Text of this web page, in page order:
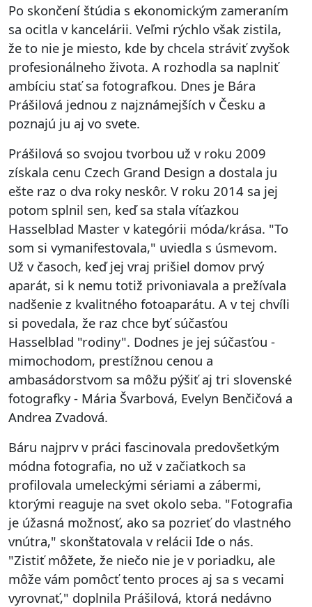
že niečo
nie je v
poriadku,
vraví Bára
Prášilová
Po skončení štúdia s ekonomickým zameraním
sa ocitla v kancelárii. Veľmi rýchlo však zistila,
že to nie je miesto, kde by chcela stráviť zvyšok
profesionálneho života. A rozhodla sa naplniť
ambíciu stať sa fotografkou. Dnes je Bára
Prášilová jednou z najznámejších v Česku a
poznajú ju aj vo svete.
Prášilová so svojou tvorbou už v roku 2009
získala cenu Czech Grand Design a dostala ju
ešte raz o dva roky neskôr. V roku 2014 sa jej
potom splnil sen, keď sa stala víťazkou
Hasselblad Master v kategórii móda/krása. "To
som si vymanifestovala," uviedla s úsmevom.
Už v časoch, keď jej vraj prišiel domov prvý
aparát, si k nemu totiž privoniavala a prežívala
nadšenie z kvalitného fotoaparátu. A v tej chvíli
si povedala, že raz chce byť súčasťou
Hasselblad "rodiny". Dodnes je jej súčasťou -
mimochodom, prestížnou cenou a
ambasádorstvom sa môžu pýšiť aj tri slovenské
fotografky - Mária Švarbová, Evelyn Benčičová a
Andrea Zvadová.
Báru najprv v práci fascinovala predovšetkým
módna fotografia, no už v začiatkoch sa
profilovala umeleckými sériami a zábermi,
ktorými reaguje na svet okolo seba. "Fotografia
je úžasná možnosť, ako sa pozrieť do vlastného
vnútra," skonštatovala v relácii Ide o nás.
"Zistiť môžete, že niečo nie je v poriadku, ale
môže vám pomôcť tento proces aj sa s vecami
vyrovnať," doplnila Prášilová, ktorá nedávno